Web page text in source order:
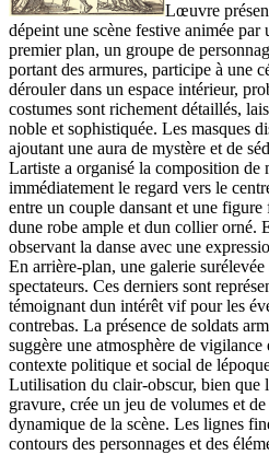
Lœuvre
dépeint une scène festive animée par
premier plan, un groupe de
portant des armures, participe à une
dérouler dans un espace intérieur,
costumes sont richement détaillés,
noble et sophistiquée. Les masques
ajoutant une aura de mystère et de
Lartiste a organisé la composition de
immédiatement le regard vers le
entre un couple dansant et une
dune robe ample et dun collier orné.
observant la danse avec une
En arrière-plan, une galerie
spectateurs. Ces derniers sont
témoignant dun intérêt vif pour les
contrebas. La présence de soldats
suggère une atmosphère de
contexte politique et social de
Lutilisation du clair-obscur, bien que
gravure, crée un jeu de volumes et
dynamique de la scène. Les lignes
contours des personnages et des